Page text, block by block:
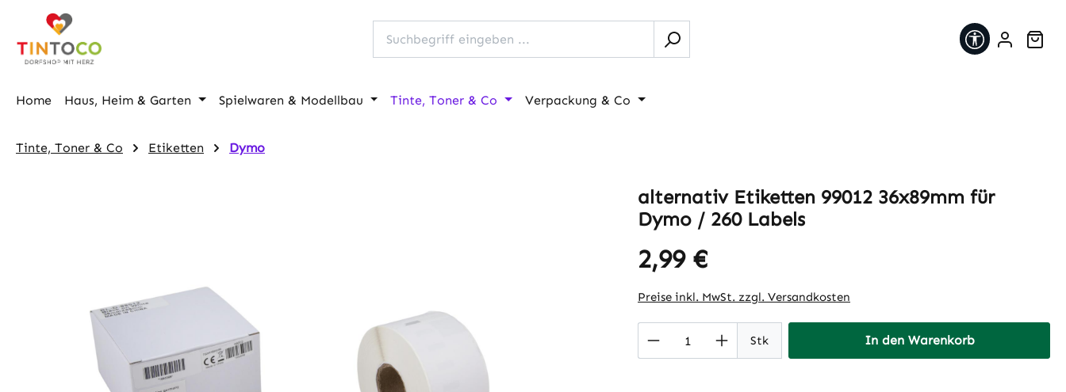
Hauptinhalt springen
Zur Suche springen
Zur Hauptnavigation springen
Home Haus, Heim & Garten Spielwaren & Modellbau Tinte, Toner & Co Verpackung & Co
Tinte, Toner & Co Etiketten Dymo
alternativ Etiketten 99012 36x89mm für
Dymo / 260 Labels
Regulärer Preis:
2,99 €
Preise inkl. MwSt. zzgl. Versandkosten
Produkt Anzahl: Gib den gewünschten Wert
Stk In den Warenkorb